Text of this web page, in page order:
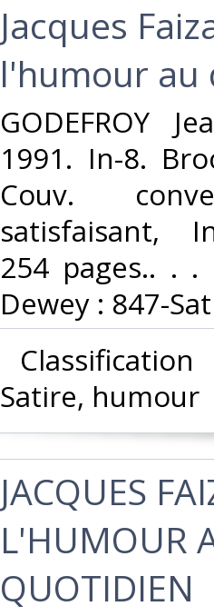
‎Jacques
l'humour au
‎GODEFROY
1991. In-8.
Couv.
satisfaisant,
254 pages.. . .
Dewey : 847-
Satire, humour‎
‎JACQUES
L'HUMOUR
QUOTIDIEN‎